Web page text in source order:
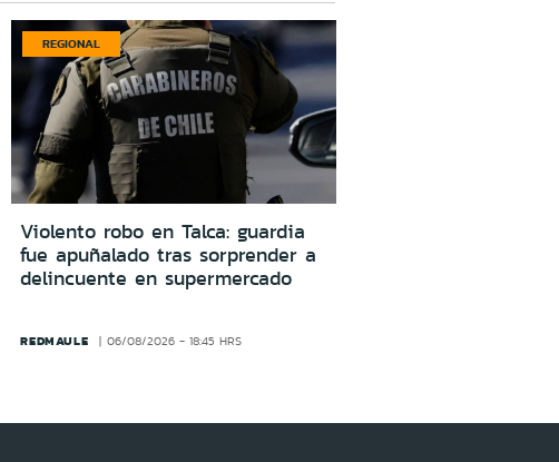
REGIONAL
Violento robo en Talca: guardia
fue apuñalado tras sorprender a
delincuente en supermercado
REDMAULE 06/08/2026 - 18:45 HRS